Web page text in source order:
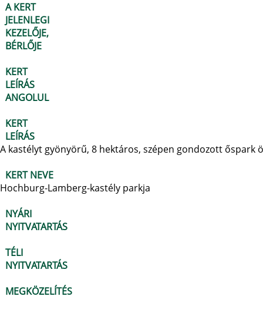
A KERT
JELENLEGI
KEZELŐJE,
BÉRLŐJE
KERT
LEÍRÁS
ANGOLUL
KERT
LEÍRÁS
A kastélyt gyönyörű, 8 hektáros, szépen gondozott őspark
KERT NEVE
Hochburg-Lamberg-kastély parkja
NYÁRI
NYITVATARTÁS
TÉLI
NYITVATARTÁS
MEGKÖZELÍTÉS